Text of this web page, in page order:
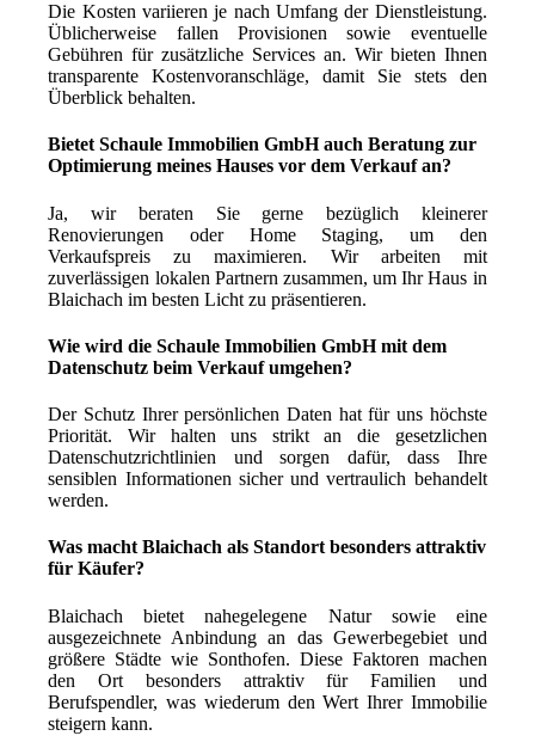
Die Kosten variieren je nach Umfang der Dienstleistung.
Üblicherweise fallen Provisionen sowie eventuelle
Gebühren für zusätzliche Services an. Wir bieten Ihnen
transparente Kostenvoranschläge, damit Sie stets den
Überblick behalten.
Bietet Schaule Immobilien GmbH auch Beratung zur
Optimierung meines Hauses vor dem Verkauf an?
Ja, wir beraten Sie gerne bezüglich kleinerer
Renovierungen oder Home Staging, um den
Verkaufspreis zu maximieren. Wir arbeiten mit
zuverlässigen lokalen Partnern zusammen, um Ihr Haus in
Blaichach im besten Licht zu präsentieren.
Wie wird die Schaule Immobilien GmbH mit dem
Datenschutz beim Verkauf umgehen?
Der Schutz Ihrer persönlichen Daten hat für uns höchste
Priorität. Wir halten uns strikt an die gesetzlichen
Datenschutzrichtlinien und sorgen dafür, dass Ihre
sensiblen Informationen sicher und vertraulich behandelt
werden.
Was macht Blaichach als Standort besonders attraktiv
für Käufer?
Blaichach bietet nahegelegene Natur sowie eine
ausgezeichnete Anbindung an das Gewerbegebiet und
größere Städte wie Sonthofen. Diese Faktoren machen
den Ort besonders attraktiv für Familien und
Berufspendler, was wiederum den Wert Ihrer Immobilie
steigern kann.